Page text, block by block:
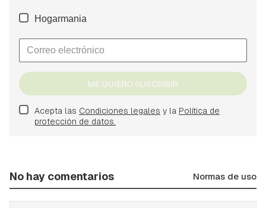
Hogarmania
ME QUIERO SUSCRIBIR
Acepta las Condiciones legales y la Política de
protección de datos.
No hay comentarios Normas de uso